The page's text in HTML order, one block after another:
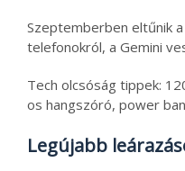
Szeptemberben eltűnik
telefonokról, a Gemini
Tech olcsóság tippek:
os hangszóró, power
Legújabb